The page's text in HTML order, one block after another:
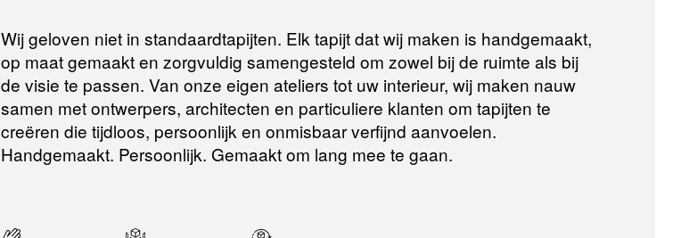
Wij geloven niet in standaardtapijten. Elk tapijt dat wij maken is handgemaakt,
op maat gemaakt en zorgvuldig samengesteld om zowel bij de ruimte als bij
de visie te passen. Van onze eigen ateliers tot uw interieur, wij maken nauw
samen met ontwerpers, architecten en particuliere klanten om tapijten te
creëren die tijdloos, persoonlijk en onmisbaar verfijnd aanvoelen.
Handgemaakt. Persoonlijk. Gemaakt om lang mee te gaan.